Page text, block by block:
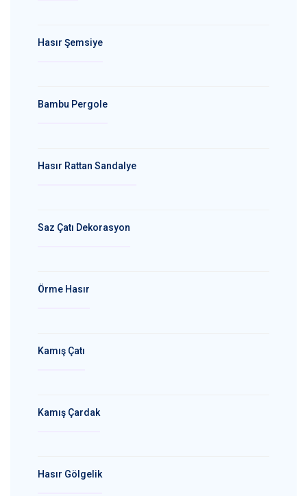
Hasır Şemsiye
Bambu Pergole
Hasır Rattan Sandalye
Saz Çatı Dekorasyon
Örme Hasır
Kamış Çatı
Kamış Çardak
Hasır Gölgelik